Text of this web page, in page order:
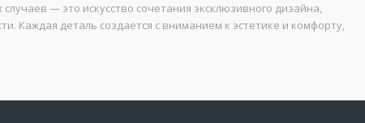
— это искусство сочетания эксклюзивного дизайна,
Каждая деталь создается с вниманием к эстетике и комфорту,